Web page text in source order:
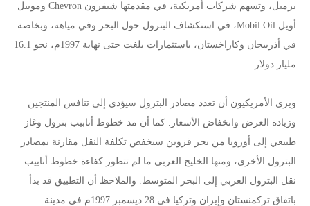
برميل، وتسهم شركات أمريكية، في مقدمتها شيفرون Chevron وموبيل
أويل Mobil Oil، في استكشاف البترول حول البحر وفي مياهه، وبخاصة
في أذربيجان وكازاخستان، باستثمارات بلغت حتى نهاية 1997م، نحو 16.1
مليار دولار.
ويرى الأمريكيون أن تعدد مصادر البترول سيؤدي إلى تنافس المنتجين
وزيادة العرض وانخفاض الأسعار. كما أن مد خطوط أنابيب بترول وغاز
طبيعي إلى أوروبا من بحر قزوين سيخفض تكلفة النقل مقارنة بمصادر
البترول الأخرى، ومنها الخليج العربي ما لم تتطور كفاءة خطوط أنابيب
نقل البترول العربي إلى البحر المتوسط. والملاحظ أن التطبيق قد بدأ
باتفاق تركمنستان وإيران وتركيا في 28 ديسمبر 1997م في مدينة